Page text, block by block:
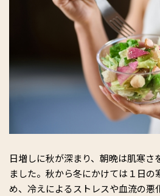
日増しに秋が深まり、朝晩は肌寒さ
ました。秋から冬にかけては１日の
め、冷えによるストレスや血流の悪